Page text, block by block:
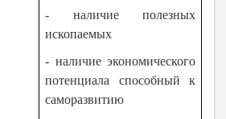
- наличие полезных
ископаемых
- наличие экономического
потенциала способный к
саморазвитию